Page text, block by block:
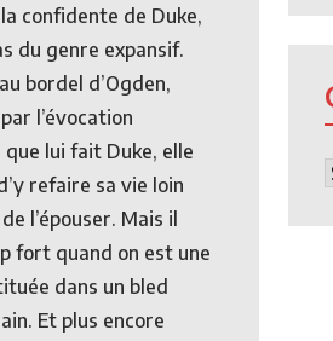
confidente de Duke,
du genre expansif.
bordel d’Ogden,
l’évocation
lui fait Duke, elle
refaire sa vie loin
l’épouser. Mais il
fort quand on est une
dans un bled
Et plus encore